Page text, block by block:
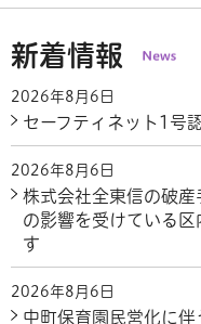
新着情報
2026年8月6日
セーフティネット1号
2026年8月6日
株式会社全東信の破
の影響を受けている
す
2026年8月6日
中町保育園民営化に